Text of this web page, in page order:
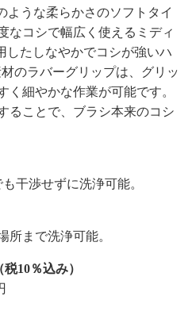
ような柔らかさのソフトタイ
なコシで幅広く使えるミディ
したしなやかでコシが強いハ
のラバーグリップは、グリッ
く細やかな作業が可能です。
ることで、ブラシ本来のコシ
干渉せずに洗浄可能。
所まで洗浄可能。
10％込み）